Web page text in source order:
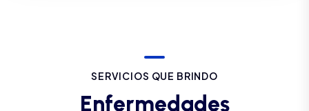
SERVICIOS QUE BRINDO
Enfermedades